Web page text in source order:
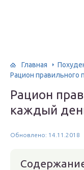
Главная
Рацион правильного
Рацион
каждый
Обновлено: 14.11.2018